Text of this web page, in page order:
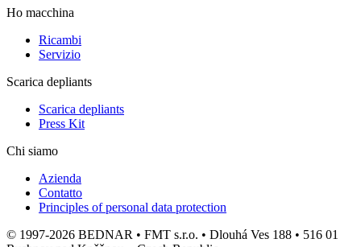
Ho macchina
Ricambi
Servizio
Scarica depliants
Scarica depliants
Press Kit
Chi siamo
Azienda
Contatto
Principles of personal data protection
© 1997-2026 BEDNAR • FMT s.r.o. • Dlouhá Ves 188 • 516 01